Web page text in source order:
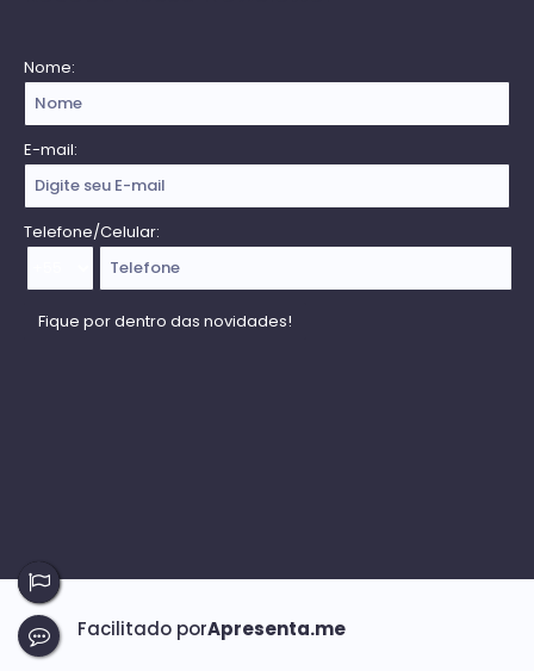
Nome:
E-mail:
Telefone/Celular: